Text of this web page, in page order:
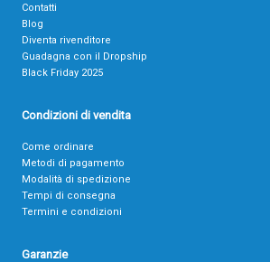
Contatti
Blog
Diventa rivenditore
Guadagna con il Dropship
Black Friday 2025
Condizioni di vendita
Come ordinare
Metodi di pagamento
Modalità di spedizione
Tempi di consegna
Termini e condizioni
Garanzie